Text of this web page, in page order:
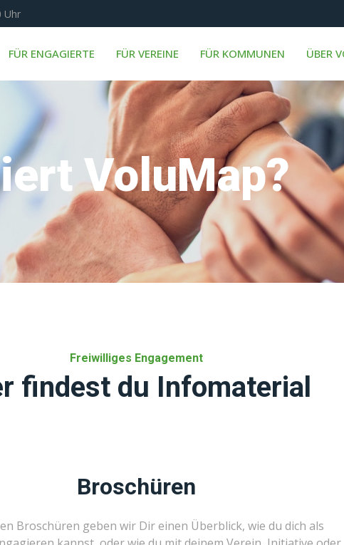
Uhr
FÜR ENGAGIERTE FÜR VEREINE FÜR KOMMUNEN ÜBER
VoluMap?
Freiwilliges Engagement
findest du Infomaterial
Broschüren
Broschüren geben wir Dir einen Überblick, wie du dich als